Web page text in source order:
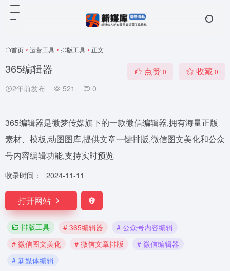
首页 • 运营工具 • 排版工具 • 正文
365编辑器
2年前发布 521 0
点赞 0 收藏 0
365编辑器是微梦传媒旗下的一款微信编辑器,拥有海量正版
素材、模板,动图图库,提供文章一键排版,微信图文美化和公众
号内容编辑功能,支持实时预览
收录时间： 2024-11-11
打开网站
排版工具 # 365编辑器
# 公众号内容编辑
# 微信图文美化
# 微信文章排版
# 微信编辑器
# 新媒体编辑